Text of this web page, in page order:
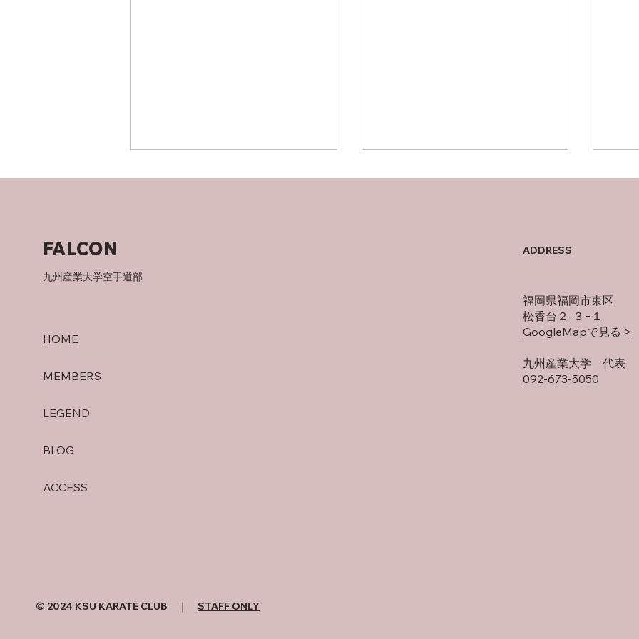
HOME
MEMBERS
LEGEND
BLOG
ACCESS
FALCON
九州産業大学空手道部
ADDRESS
福岡県福岡市東区
松香台２-３−１
GoogleMapで見る >
​九州産業大学 代表
092-673-5050
© 2024 KSU KARATE CLUB ｜ STAFF ONLY